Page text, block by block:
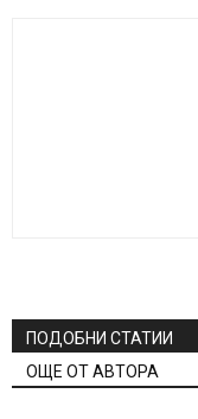
ПОДОБНИ СТАТИИ
ОЩЕ ОТ АВТОРА